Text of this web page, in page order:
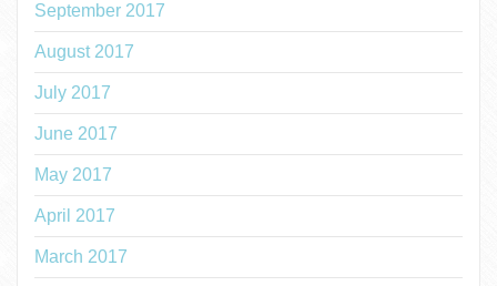
September 2017
August 2017
July 2017
June 2017
May 2017
April 2017
March 2017